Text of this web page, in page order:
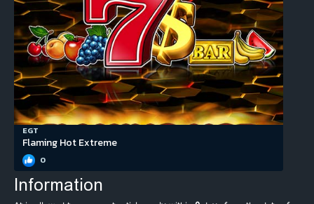
EGT
Flaming Hot Extreme
0
Information